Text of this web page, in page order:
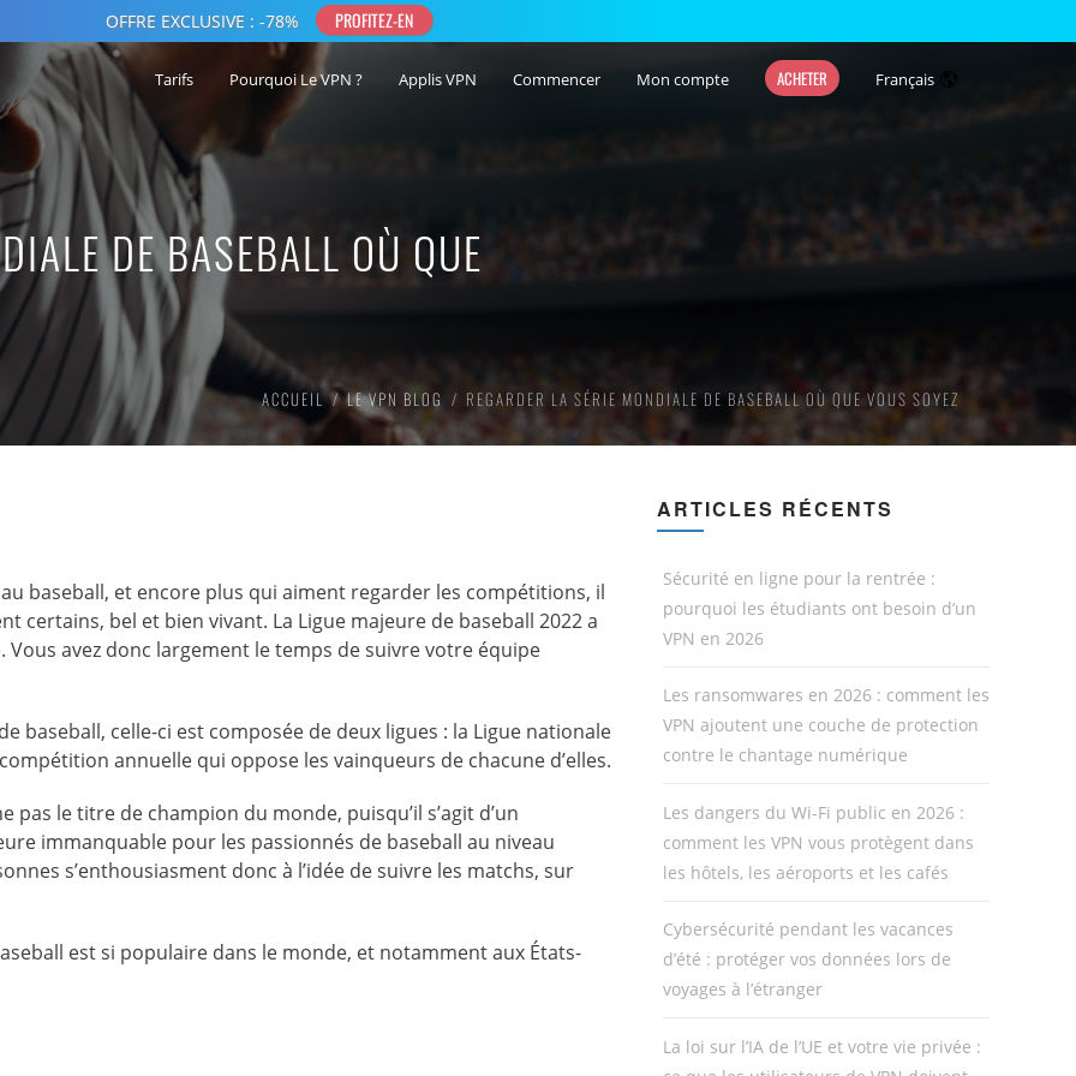
Tarifs Pourquoi Le VPN ? Applis VPN Commencer Mon compte ACHETER Français
DE BASEBALL OÙ QUE
ACCUEIL LE VPN BLOG REGARDER LA SÉRIE MONDIALE DE BASEBALL OÙ QUE VOUS SOYEZ
baseball, et encore plus qui aiment regarder les compétitions, il
certains, bel et bien vivant. La Ligue majeure de baseball 2022 a
avez donc largement le temps de suivre votre équipe
baseball, celle-ci est composée de deux ligues : la Ligue nationale
annuelle qui oppose les vainqueurs de chacune d’elles.
pas le titre de champion du monde, puisqu’il s’agit d’un
immanquable pour les passionnés de baseball au niveau
s’enthousiasment donc à l’idée de suivre les matchs, sur
est si populaire dans le monde, et notamment aux États-
ARTICLES RÉCENTS
Sécurité en ligne pour la rentrée :
pourquoi les étudiants ont besoin d’un
VPN en 2026
Les ransomwares en 2026 : comment les
VPN ajoutent une couche de protection
contre le chantage numérique
Les dangers du Wi-Fi public en 2026 :
comment les VPN vous protègent dans
les hôtels, les aéroports et les cafés
Cybersécurité pendant les vacances
d’été : protéger vos données lors de
voyages à l’étranger
La loi sur l’IA de l’UE et votre vie privée :